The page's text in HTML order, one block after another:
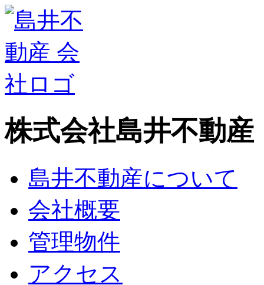
株式会社島井不動産
島井不動産について
会社概要
管理物件
アクセス